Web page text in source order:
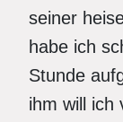
seiner
habe ich
Stunde
ihm will